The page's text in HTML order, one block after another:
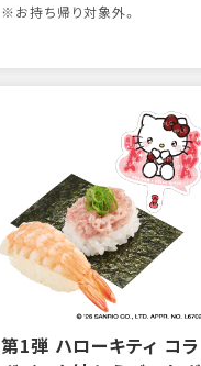
※お持ち帰り対象外。
第1弾 ハローキティ コラ